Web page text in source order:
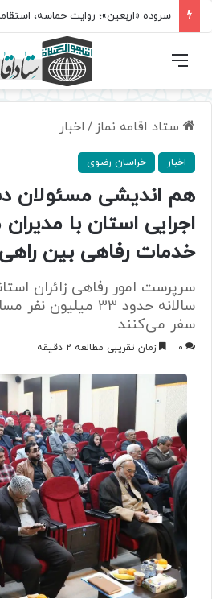
فهرست
ستاد اقامه نماز / اخبار
اخبار خراسان رضوی
هم اندیشی مسئولان
اجرایی استان با
خدمات رفاهی بین راهی
سرپرست امور رفاهی زائران
سالانه حدود ۳۳
سفر می‌کنند
0 زمان تقریبی مطالعه 2 دقیقه